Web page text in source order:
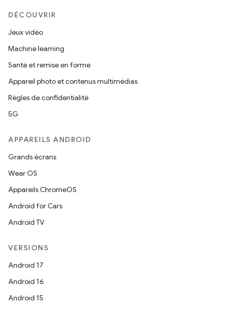
DÉCOUVRIR
Jeux vidéo
Machine learning
Santé et remise en forme
Appareil photo et contenus multimédias
Règles de confidentialité
5G
APPAREILS ANDROID
Grands écrans
Wear OS
Appareils ChromeOS
Android for Cars
Android TV
VERSIONS
Android 17
Android 16
Android 15